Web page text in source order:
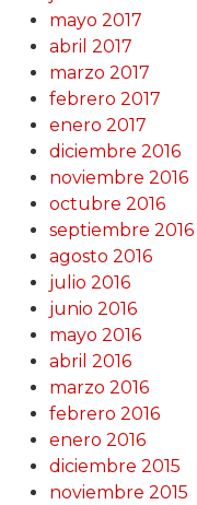
mayo 2017
abril 2017
marzo 2017
febrero 2017
enero 2017
diciembre 2016
noviembre 2016
octubre 2016
septiembre 2016
agosto 2016
julio 2016
junio 2016
mayo 2016
abril 2016
marzo 2016
febrero 2016
enero 2016
diciembre 2015
noviembre 2015